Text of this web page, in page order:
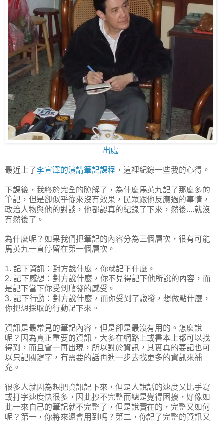
出處
最近上了李宣澤的演講筆記課程 ，這裡紀錄一些我的心得。
下課後，我終於完全的瞭解了，為什麼馬英九記了那麼多的
筆記，但是卻似乎從來沒有效果，民眾跟他反應過的事情，
政治人物與他的對談，他都認真的紀錄了下來，然後....就沒
有然後了。
為什麼呢？如果我們把筆記的內容分為三個層次，很有可能
馬英九一直停留在第一個層次。
1. 記下資訊：對方說什麼，你就記下什麼。
2. 記下感想：對方說什麼，你不見得記下他所說的內容，而
是記下當下你受到啟發的感受。
3. 記下行動：對方說什麼，而你受到了啟發，想做點什麼，
你把想採取的行動記下來。
資訊是最常見的筆記內容，但是卻是最沒有用的。怎麼說
呢？因為真正重要的資訊，大多在網路上或書本上都可以找
得到，而且會一再出現，所以對於資訊，其實真的要記也可
以只記關鍵字，有需要的話再進一步去找更多的資訊來補
充。
很多人就因為想把資訊記下來，但是人說話的速度又比手寫
或打字速度快很多，因此抄不完整而總是覺得困擾，好像如
此一來自己的筆記就不完整了，但是說實在的，完整又如何
呢？第一，你將來還會用到嗎？第二，你記了完整的資訊又